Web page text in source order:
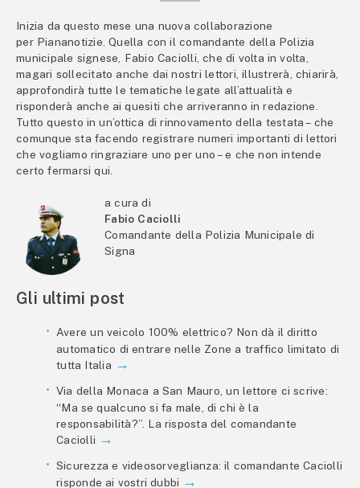
Inizia da questo mese una nuova collaborazione
per Piananotizie. Quella con il comandante della Polizia
municipale signese, Fabio Caciolli, che di volta in volta,
magari sollecitato anche dai nostri lettori, illustrerà, chiarirà,
approfondirà tutte le tematiche legate all’attualità e
risponderà anche ai quesiti che arriveranno in redazione.
Tutto questo in un’ottica di rinnovamento della testata – che
comunque sta facendo registrare numeri importanti di lettori
che vogliamo ringraziare uno per uno – e che non intende
certo fermarsi qui.
a cura di
Fabio Caciolli
Comandante della Polizia Municipale di
Signa
Gli ultimi post
Avere un veicolo 100% elettrico? Non dà il diritto
automatico di entrare nelle Zone a traffico limitato di
tutta Italia
Via della Monaca a San Mauro, un lettore ci scrive:
“Ma se qualcuno si fa male, di chi è la
responsabilità?”. La risposta del comandante
Caciolli
Sicurezza e videosorveglianza: il comandante Caciolli
risponde ai vostri dubbi